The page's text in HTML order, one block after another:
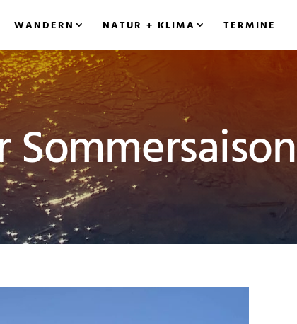
WANDERN NATUR + KLIMA TERMINE
Sommersaison